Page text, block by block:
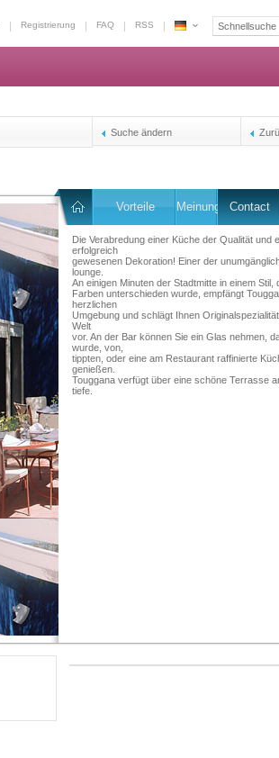
Registrierung FAQ
RSS
Suche ändern
Vorteile Meinung Contact
Die Verabredung einer Küche der Qualität und
erfolgreich
gewesenen Dekoration! Einer der
lounge.
An einigen Minuten der Stadtmitte in einem Stil,
Farben unterschieden wurde, empfängt
herzlichen
Umgebung und schlägt Ihnen
Welt
vor. An der Bar können Sie ein Glas nehmen,
wurde, von,
tippten, oder eine am Restaurant raffinierte
genießen.
Touggana verfügt über eine schöne Terrasse
tiefe.